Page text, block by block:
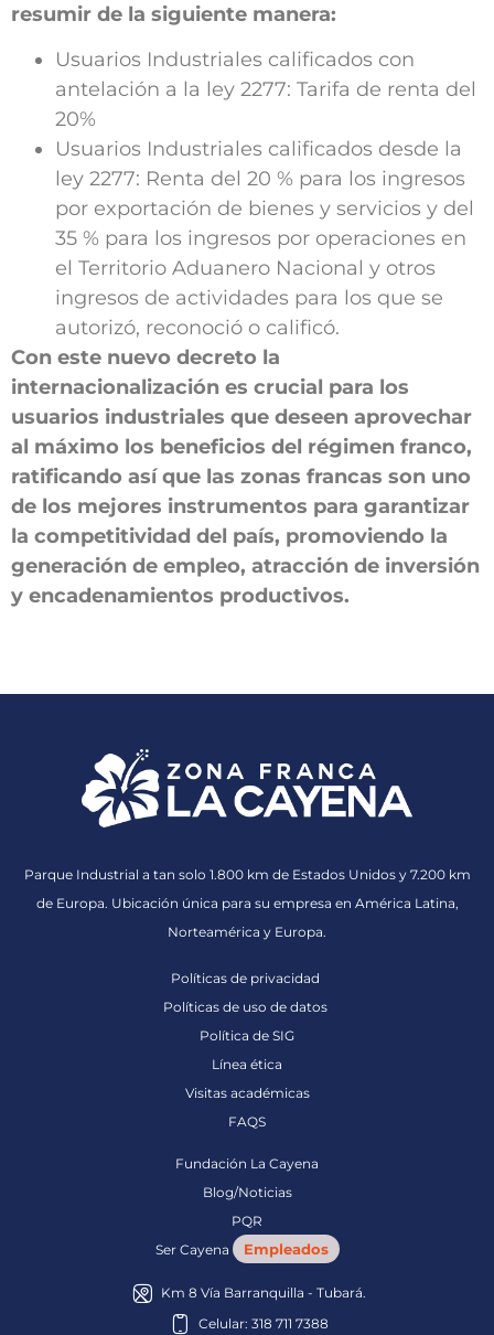
resumir de la siguiente manera:
Usuarios Industriales calificados con
antelación a la ley 2277: Tarifa de renta del
20%
Usuarios Industriales calificados desde la
ley 2277: Renta del 20 % para los ingresos
por exportación de bienes y servicios y del
35 % para los ingresos por operaciones en
el Territorio Aduanero Nacional y otros
ingresos de actividades para los que se
autorizó, reconoció o calificó.
Con este nuevo decreto la
internacionalización es crucial para los
usuarios industriales que deseen aprovechar
al máximo los beneficios del régimen franco,
ratificando así que las zonas francas son uno
de los mejores instrumentos para garantizar
la competitividad del país, promoviendo la
generación de empleo, atracción de inversión
y encadenamientos productivos.
Parque Industrial a tan solo 1.800 km de Estados Unidos y 7.200 km
de Europa. Ubicación única para su empresa en América Latina,
Norteamérica y Europa.
Políticas de privacidad
Políticas de uso de datos
Política de SIG
Línea ética
Visitas académicas
FAQS
Fundación La Cayena
Blog/Noticias
PQR
Ser Cayena
Empleados
Km 8 Vía Barranquilla - Tubará.
Celular: 318 711 7388